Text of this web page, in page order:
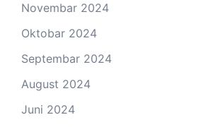
Novembar 2024
Oktobar 2024
Septembar 2024
August 2024
Juni 2024